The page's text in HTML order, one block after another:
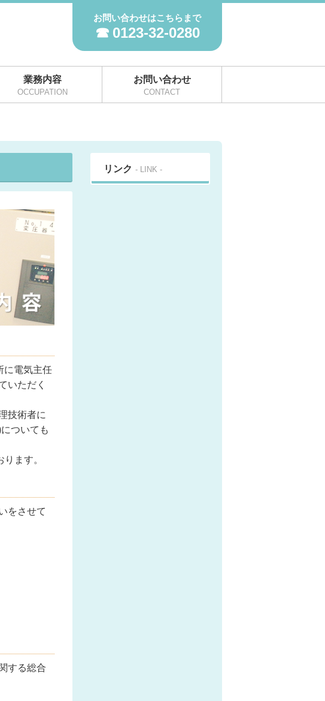
お問い合わせはこちらまで
0123-32-0280
業務内容
OCCUPATION
お問い合わせ
CONTACT
に電気主任
いただく
技術者に
ついても
ます。
をさせて
する総合
リンク - LINK -